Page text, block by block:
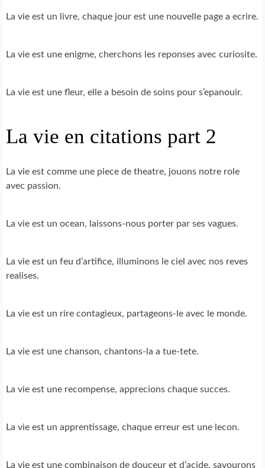
La vie est un livre, chaque jour est une nouvelle page a ecrire.
La vie est une enigme, cherchons les reponses avec curiosite.
La vie est une fleur, elle a besoin de soins pour s’epanouir.
La vie en citations part 2
La vie est comme une piece de theatre, jouons notre role
avec passion.
La vie est un ocean, laissons-nous porter par ses vagues.
La vie est un feu d’artifice, illuminons le ciel avec nos reves
realises.
La vie est un rire contagieux, partageons-le avec le monde.
La vie est une chanson, chantons-la a tue-tete.
La vie est une recompense, apprecions chaque succes.
La vie est un apprentissage, chaque erreur est une lecon.
La vie est une combinaison de douceur et d’acide, savourons